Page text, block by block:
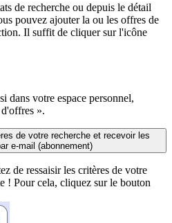
de recherche ou depuis le détail
pouvez ajouter la ou les offres de
Il suffit de cliquer sur l'icône
dans votre espace personnel,
».
de votre recherche et recevoir les
e-mail (abonnement)
de ressaisir les critères de votre
! Pour cela, cliquez sur le bouton